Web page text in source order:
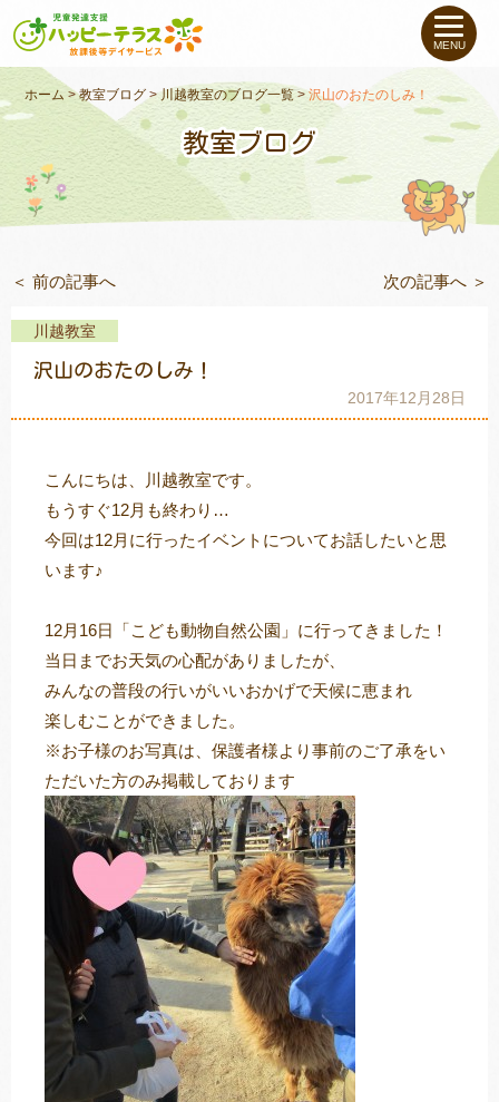
私たちについて
未就学のお子さま（０〜６才）
小学生〜高校生のお子さま
支援事例
教室一覧
MENU
ホーム >教室ブログ>川越教室のブログ一覧>沢山のおたのしみ！
教室ブログ
＜ 前の記事へ 次の記事へ ＞
川越教室
沢山のおたのしみ！
2017年12月28日
こんにちは、川越教室です。
もうすぐ12月も終わり…
今回は12月に行ったイベントについてお話したいと思
います♪
12月16日「こども動物自然公園」に行ってきました！
当日までお天気の心配がありましたが、
みんなの普段の行いがいいおかげで天候に恵まれ
楽しむことができました。
※お子様のお写真は、保護者様より事前のご了承をい
ただいた方のみ掲載しております